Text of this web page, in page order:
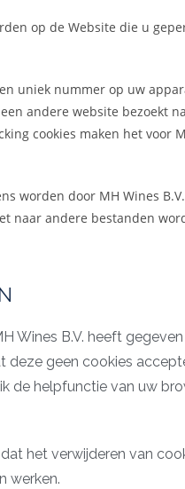
op de Website die u
uniek nummer op uw
andere website bezoekt
cookies maken het voor
worden door MH Wines
naar andere bestanden
Wines B.V. heeft
deze geen cookies
de helpfunctie van uw
het verwijderen van
werken.